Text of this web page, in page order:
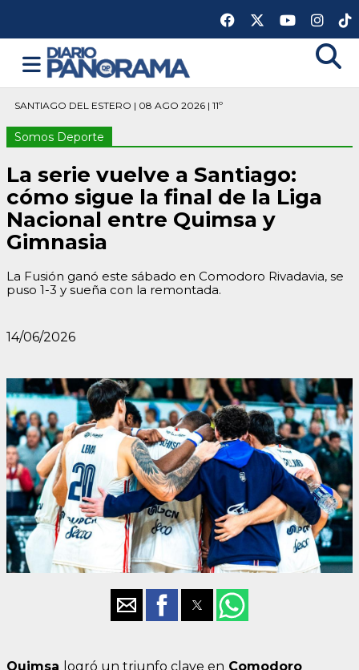
SANTIAGO DEL ESTERO | 08 AGO 2026 | 11º
Somos Deporte
La serie vuelve a Santiago:
cómo sigue la final de la Liga
Nacional entre Quimsa y
Gimnasia
La Fusión ganó este sábado en Comodoro Rivadavia, se
puso 1-3 y sueña con la remontada.
14/06/2026
Quimsa logró un triunfo clave en Comodoro